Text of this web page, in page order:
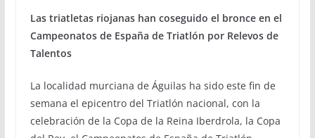
Las triatletas riojanas han coseguido el bronce en el
Campeonatos de España de Triatlón por Relevos de
Talentos
La localidad murciana de Águilas ha sido este fin de
semana el epicentro del Triatlón nacional, con la
celebración de la Copa de la Reina Iberdrola, la Copa